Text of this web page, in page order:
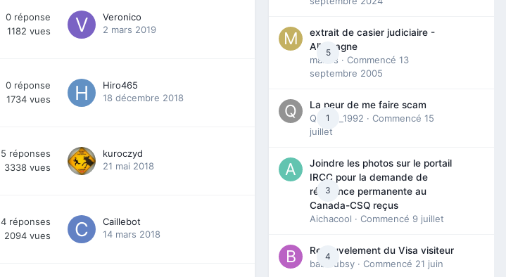
0 réponse
1182 vues
Veronico
2 mars 2019
0 réponse
1734 vues
Hiro465
18 décembre 2018
5 réponses
3338 vues
kuroczyd
21 mai 2018
4 réponses
2094 vues
Caillebot
14 mars 2018
5
extrait de casier judiciaire -
Allemagne
maries · Commencé 13
septembre 2005
1
La peur de me faire scam
Queen_1992 · Commencé 15
juillet
3
Joindre les photos sur le portail
IRCC pour la demande de
résidence permanente au
Canada-CSQ reçus
Aichacool · Commencé 9 juillet
4
Renouvelement du Visa visiteur
babibubsy · Commencé 21 juin